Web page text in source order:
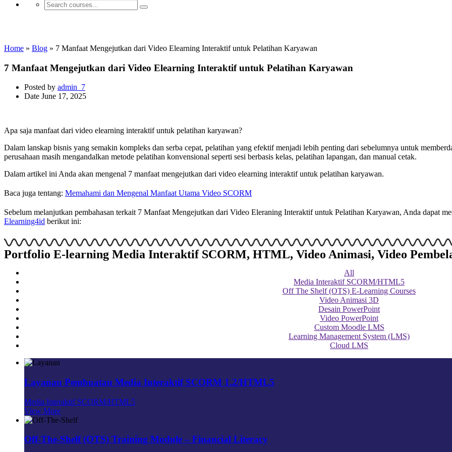
Home » Blog » 7 Manfaat Mengejutkan dari Video Elearning Interaktif untuk Pelatihan Karyawan
7 Manfaat Mengejutkan dari Video Elearning Interaktif untuk Pelatihan Karyawan
Posted by admin_7
Date June 17, 2025
Apa saja manfaat dari video elearning interaktif untuk pelatihan karyawan?
Dalam lanskap bisnis yang semakin kompleks dan serba cepat, pelatihan yang efektif menjadi lebih penting dari sebelumnya untuk
perusahaan masih mengandalkan metode pelatihan konvensional seperti sesi berbasis kelas, pelatihan lapangan, dan manual cetak.
Dalam artikel ini Anda akan mengenal 7 manfaat mengejutkan dari video elearning interaktif untuk pelatihan karyawan.
Baca juga tentang: Memahami dan Mengenal Manfaat Utama Video SCORM
Sebelum melanjutkan pembahasan terkait 7 Manfaat Mengejutkan dari Video Eleraning Interaktif untuk Pelatihan Karyawan, Anda dapat
Elearning4id berikut ini:
Portfolio E-learning Media Interaktif SCORM, HTML, Video Animasi, Video
All
Media Interaktif SCORM/HTML5
Off The Shelf (OTS) E-Learning Courses
Video Animasi 3D
Desain PowerPoint
Video PowerPoint
Custom Moodle LMS
Learning Management System (LMS)
Cloud LMS
Layanan Pembuatan Media Interaktif SCORM 1.2/HTML5
Media Interaktif SCORM/HTML5
View More
Off-The-Shelf (OTS) Training Module – Financial Literacy